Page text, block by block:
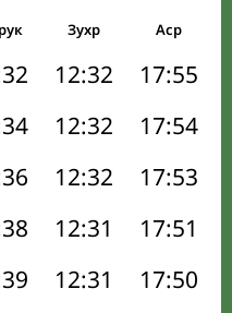
Зухр Аср
12:32 17:55
12:32 17:54
12:32 17:53
12:31 17:51
12:31 17:50